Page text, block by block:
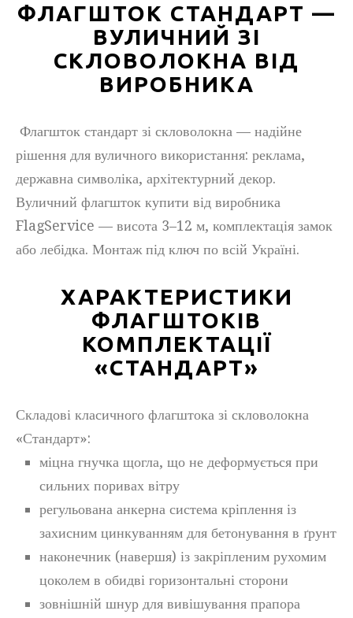
ФЛАГШТОК СТАНДАРТ —
ВУЛИЧНИЙ ЗІ
СКЛОВОЛОКНА ВІД
ВИРОБНИКА
Флагшток стандарт зі скловолокна — надійне
рішення для вуличного використання: реклама,
державна символіка, архітектурний декор.
Вуличний флагшток купити від виробника
FlagService — висота 3–12 м, комплектація замок
або лебідка. Монтаж під ключ по всій Україні.
ХАРАКТЕРИСТИКИ
ФЛАГШТОКІВ
КОМПЛЕКТАЦІЇ
«СТАНДАРТ»
Складові класичного флагштока зі скловолокна
«Стандарт»:
міцна гнучка щогла, що не деформується при
сильних поривах вітру
регульована анкерна система кріплення із
захисним цинкуванням для бетонування в ґрунт
наконечник (навершя) із закріпленим рухомим
цоколем в обидві горизонтальні сторони
зовнішній шнур для вивішування прапора